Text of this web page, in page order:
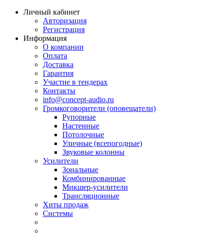
Личный кабинет
Авторизация
Регистрация
Информация
О компании
Оплата
Доставка
Гарантия
Участие в тендерах
Контакты
info@concept-audio.ru
Громкоговорители (оповещатели)
Рупорные
Настенные
Потолочные
Уличные (всепогодные)
Звуковые колонны
Усилители
Зональные
Комбинированные
Микшер-усилители
Трансляционные
Хиты продаж
Системы